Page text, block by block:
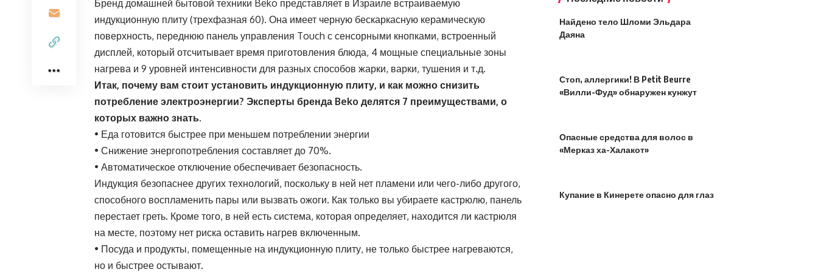
Бренд домашней бытовой техники Beko представляет в Израиле встраиваемую
индукционную плиту (трехфазная 60). Она имеет черную бескаркасную керамическую
поверхность, переднюю панель управления Touch с сенсорными кнопками, встроенный
дисплей, который отсчитывает время приготовления блюда, 4 мощные специальные зоны
нагрева и 9 уровней интенсивности для разных способов жарки, варки, тушения и т.д.
Итак, почему вам стоит установить индукционную плиту, и как можно снизить
потребление электроэнергии? Эксперты бренда Beko делятся 7 преимуществами, о
которых важно знать.
• Еда готовится быстрее при меньшем потреблении энергии
• Снижение энергопотребления составляет до 70%.
• Автоматическое отключение обеспечивает безопасность.
Индукция безопаснее других технологий, поскольку в ней нет пламени или чего-либо другого,
способного воспламенить пары или вызвать ожоги. Как только вы убираете кастрюлю, панель
перестает греть. Кроме того, в ней есть система, которая определяет, находится ли кастрюля
на месте, поэтому нет риска оставить нагрев включенным.
• Посуда и продукты, помещенные на индукционную плиту, не только быстрее нагреваются,
но и быстрее остывают.
Найдено тело Шломи Эльдара
Даяна
Стоп, аллергики! В Petit Beurre
«Вилли-Фуд» обнаружен кунжут
Опасные средства для волос в
«Мерказ ха-Халакот»
Купание в Кинерете опасно для глаз